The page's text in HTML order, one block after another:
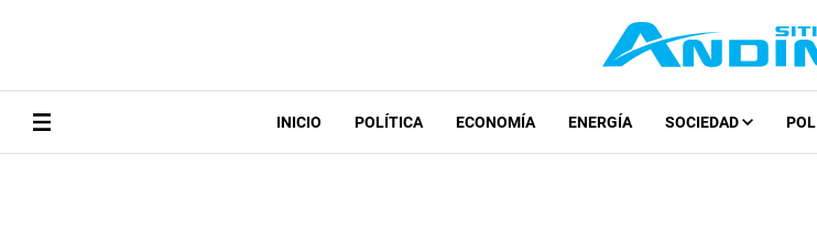
INICIO POLÍTICA ECONOMÍA ENERGÍA SOCIEDAD